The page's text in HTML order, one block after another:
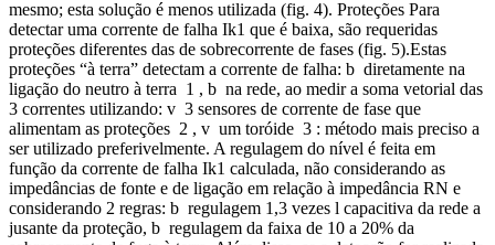
mesmo; esta solução é menos utilizada (fig. 4). Proteções Para
detectar uma corrente de falha Ik1 que é baixa, são requeridas
proteções diferentes das de sobrecorrente de fases (fig. 5).Estas
proteções “à terra” detectam a corrente de falha: b diretamente na
ligação do neutro à terra 1 , b na rede, ao medir a soma vetorial das
3 correntes utilizando: v 3 sensores de corrente de fase que
alimentam as proteções 2 , v um toróide 3 : método mais preciso a
ser utilizado preferivelmente. A regulagem do nível é feita em
função da corrente de falha Ik1 calculada, não considerando as
impedâncias de fonte e de ligação em relação à impedância RN e
considerando 2 regras: b regulagem 1,3 vezes l capacitiva da rede a
jusante da proteção, b regulagem da faixa de 10 a 20% da